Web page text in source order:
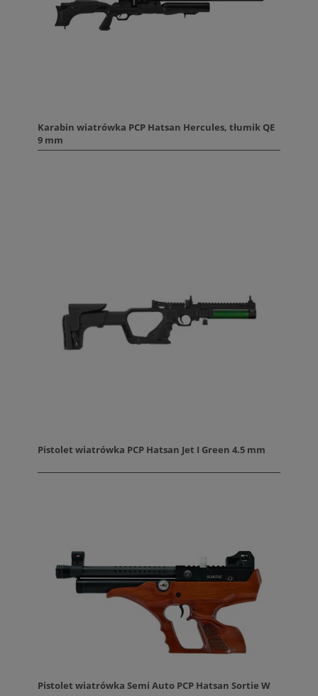
Karabin wiatrówka PCP Hatsan Hercules, tłumik QE
9 mm
Pistolet wiatrówka PCP Hatsan Jet I Green 4.5 mm
Pistolet wiatrówka Semi Auto PCP Hatsan Sortie W